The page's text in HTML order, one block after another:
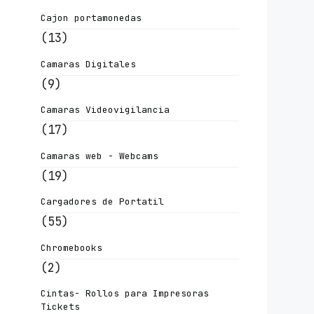
Cajon portamonedas
(13)
Camaras Digitales
(9)
Camaras Videovigilancia
(17)
Camaras web - Webcams
(19)
Cargadores de Portatil
(55)
Chromebooks
(2)
Cintas- Rollos para Impresoras
Tickets